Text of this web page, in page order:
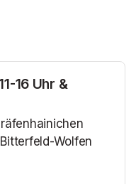
16 Uhr &
Wolfen